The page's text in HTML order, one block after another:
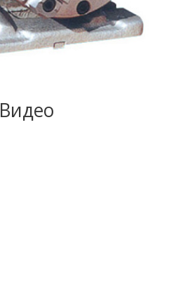
Видео